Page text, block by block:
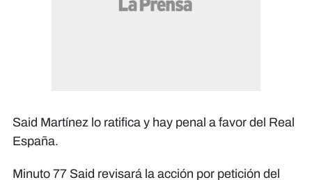
Said Martínez lo ratifica y hay penal a favor del Real
España.
Minuto 77 Said revisará la acción por petición del